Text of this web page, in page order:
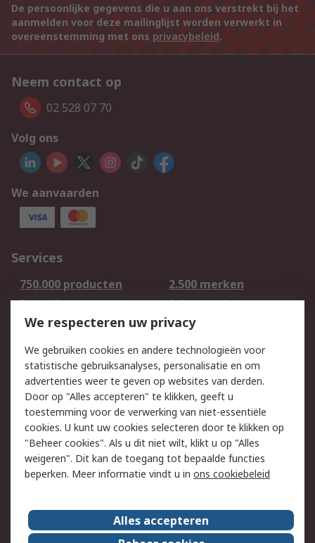
De persoonlijke gegevens die u aan ons verstrekt bij het
aanmelden voor deze mailinglijst worden verwerkt in
overeenstemming met ons privacybeleid.
Neem contact op
02 528 07 70
Volg ons
We aanvaarden
Services
750.000 producten
2.500 merken
Bestellen
Inkoopoplossingen
Retouren
Technisch advies
Track & Trace
Wettelijk
Cookiebeleid
Email veiligheid
Privacybeleid -
Bijgewerkt
Websitevoorwaarden
Algemene
verkoopvoorwaarden
Over RS
We respecteren uw privacy
We gebruiken cookies en andere technologieën voor
statistische gebruiksanalyses, personalisatie en om
advertenties weer te geven op websites van derden.
Door op "Alles accepteren" te klikken, geeft u
toestemming voor de verwerking van niet-essentiële
cookies. U kunt uw cookies selecteren door te klikken op
"Beheer cookies". Als u dit niet wilt, klikt u op "Alles
weigeren". Dit kan de toegang tot bepaalde functies
beperken. Meer informatie vindt u in ons cookiebeleid
Alles accepteren